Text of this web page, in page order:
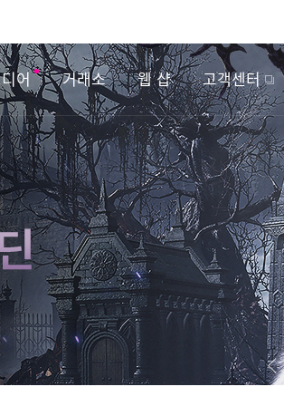
어 거래소 웹 샵 고객센터